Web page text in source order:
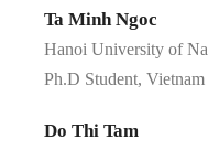
Ta Minh Ngoc
Hanoi University of
Ph.D Student,
Do Thi Tam